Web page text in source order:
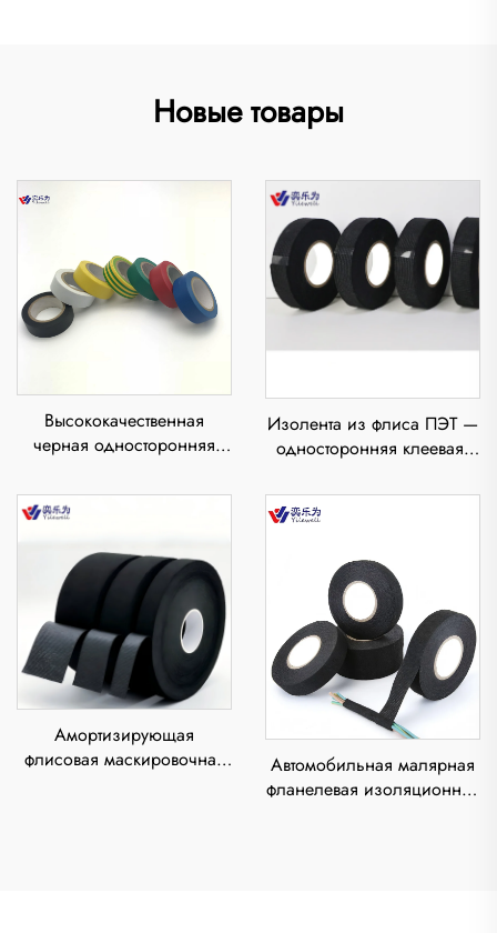
Новые товары
Высококачественная
черная односторонняя
наклейка из ПВХ с
резиновым клеем,
давлению, термостойкая,
водонепроницаемая
Изолента из флиса ПЭТ —
односторонняя клеевая,
снижает шум, поглощает
Амортизирующая
флисовая маскировочная
Автомобильная малярная
фланелевая изоляционная